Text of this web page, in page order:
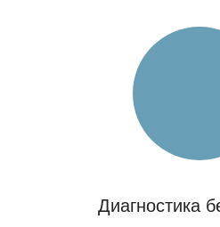
Диагностика